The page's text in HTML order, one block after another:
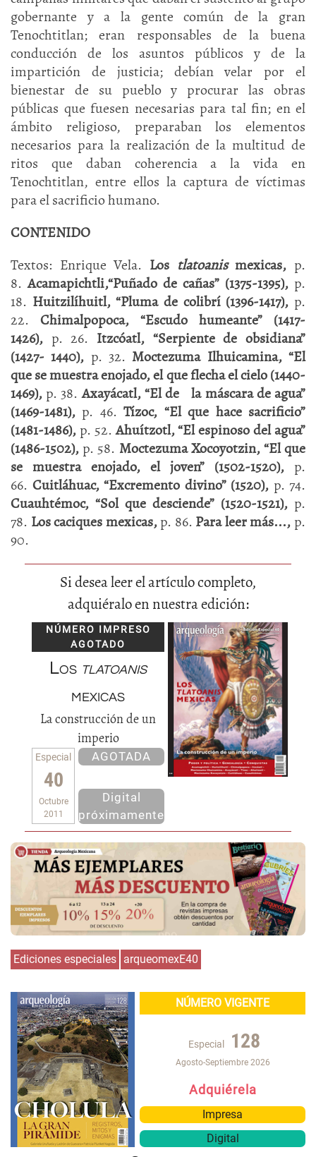
gobernante y a la gente común de la gran
Tenochtitlan; eran responsables de la buena
conducción de los asuntos públicos y de la
impartición de justicia; debían velar por el
bienestar de su pueblo y procurar las obras
públicas que fuesen necesarias para tal fin; en el
ámbito religioso, preparaban los elementos
necesarios para la realización de la multitud de
ritos que daban coherencia a la vida en
Tenochtitlan, entre ellos la captura de víctimas
para el sacrificio humano.
CONTENIDO
Textos: Enrique Vela. Los tlatoanismexicas, p.
8.Acamapichtli,“Puñado de cañas” (1375-1395), p.
18. Huitzilíhuitl, “Pluma de colibrí (1396-1417), p.
22. Chimalpopoca, “Escudo humeante” (1417-
1426), p. 26. Itzcóatl, “Serpiente de obsidiana”
(1427- 1440), p. 32. Moctezuma Ilhuicamina, “El
que se muestra enojado, el que flecha el cielo (1440-
1469), p. 38.Axayácatl, “El de la máscara de agua”
(1469-1481), p. 46.Tízoc, “El que hace sacrificio”
(1481-1486), p. 52.Ahuítzotl, “El espinoso del agua”
(1486-1502), p. 58. Moctezuma Xocoyotzin, “El que
se muestra enojado, el joven” (1502-1520), p.
66. Cuitláhuac, “Excremento divino” (1520), p. 74.
Cuauhtémoc, “Sol que desciende” (1520-1521), p.
78. Los caciques mexicas,p. 86. Para leer más..., p.
90.
Si desea leer el artículo completo,
adquiéralo en nuestra edición:
NÚMERO IMPRESO
AGOTADO
Los tlatoanis
mexicas
La construcción de un
imperio
Especial
40
Octubre
2011
AGOTADA
Digital
próximamente
Ediciones especiales arqueomexE40
NÚMERO VIGENTE
Especial 128
Agosto-Septiembre 2026
Adquiérela
Impresa
Digital